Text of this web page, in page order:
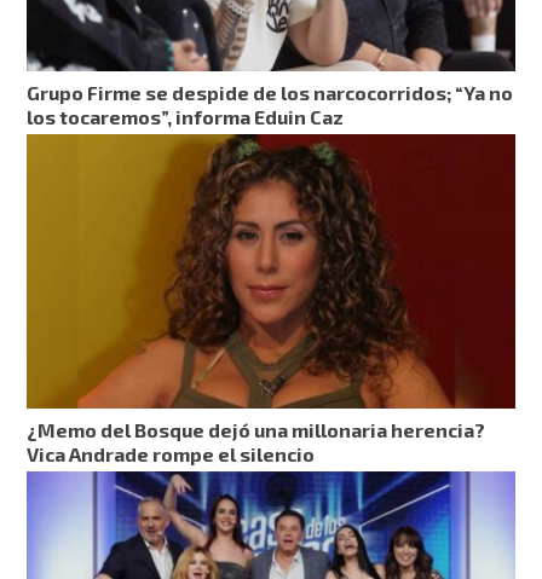
Grupo Firme se despide de los narcocorridos; “Ya no
los tocaremos”, informa Eduin Caz
¿Memo del Bosque dejó una millonaria herencia?
Vica Andrade rompe el silencio